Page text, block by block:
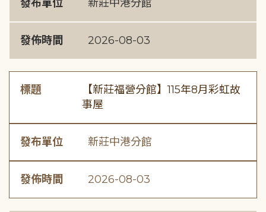
發布單位 新莊中港分館
發佈時間 2026-08-03
標題
【新莊福營分館】115年8月彩虹故
事屋
發布單位 新莊中港分館
發佈時間 2026-08-03